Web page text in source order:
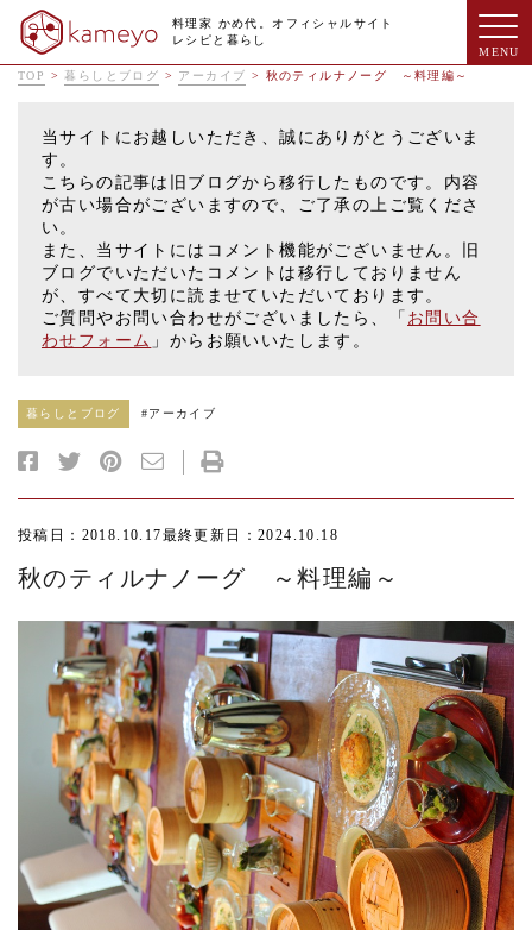
料理家 かめ代。オフィシャルサイト
レシピと暮らし
TOP > 暮らしとブログ > アーカイブ > 秋のティルナノーグ ～料理編～
当サイトにお越しいただき、誠にありがとうございま
す。
こちらの記事は旧ブログから移行したものです。内容
が古い場合がございますので、ご了承の上ご覧くださ
い。
また、当サイトにはコメント機能がございません。旧
ブログでいただいたコメントは移行しておりません
が、すべて大切に読ませていただいております。
ご質問やお問い合わせがございましたら、「 お問い合
わせフォーム 」からお願いいたします。
暮らしとブログ #アーカイブ
投稿日：2018.10.17最終更新日：2024.10.18
秋のティルナノーグ ～料理編～